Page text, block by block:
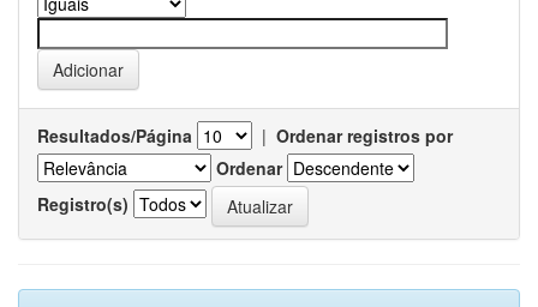
Resultados/Página | Ordenar registros por
Ordenar
Registro(s)